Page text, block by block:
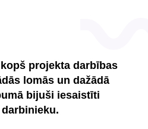
projekta darbības
lomās un dažādā
bijuši iesaistīti